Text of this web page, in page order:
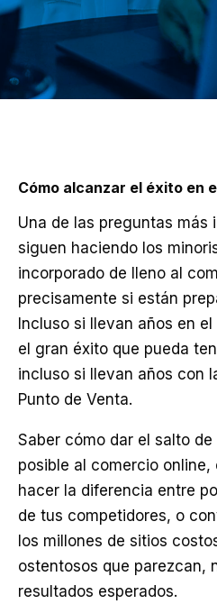
Cómo alcanzar el éxito en
Una de las preguntas más
siguen haciendo los
incorporado de lleno al
precisamente si están
Incluso si llevan años en
el gran éxito que pueda
incluso si llevan años con
Punto de Venta.
Saber cómo dar el salto
posible al comercio
hacer la diferencia entre
de tus competidores, o
los millones de sitios
ostentosos que parezcan,
resultados esperados.